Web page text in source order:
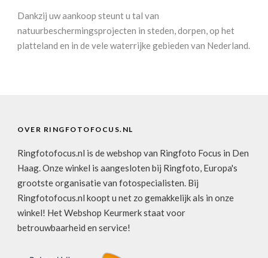
Dankzij uw aankoop steunt u tal van
natuurbeschermingsprojecten in steden, dorpen, op het
platteland en in de vele waterrijke gebieden van Nederland.
OVER RINGFOTOFOCUS.NL
Ringfotofocus.nl is de webshop van Ringfoto Focus in Den
Haag. Onze winkel is aangesloten bij Ringfoto, Europa's
grootste organisatie van fotospecialisten. Bij
Ringfotofocus.nl koopt u net zo gemakkelijk als in onze
winkel! Het Webshop Keurmerk staat voor
betrouwbaarheid en service!